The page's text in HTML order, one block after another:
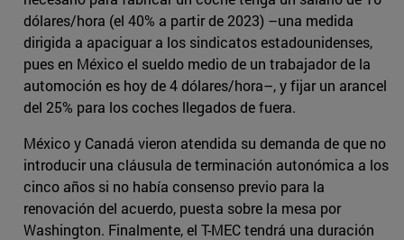
dólares/hora (el 40% a partir de 2023) –una medida
dirigida a apaciguar a los sindicatos estadounidenses,
pues en México el sueldo medio de un trabajador de la
automoción es hoy de 4 dólares/hora–, y fijar un arancel
del 25% para los coches llegados de fuera.
México y Canadá vieron atendida su demanda de que no
introducir una cláusula de terminación autonómica a los
cinco años si no había consenso previo para la
renovación del acuerdo, puesta sobre la mesa por
Washington. Finalmente, el T-MEC tendrá una duración